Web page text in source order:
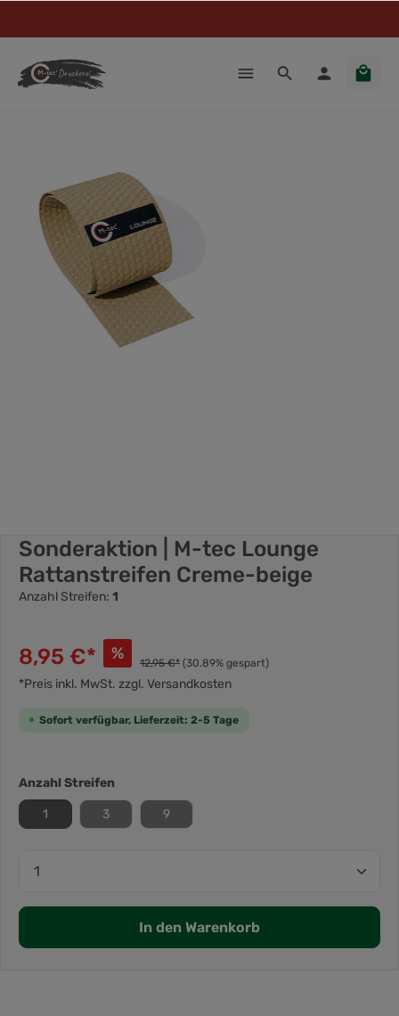
Sonderaktion | M-tec Lounge
Rattanstreifen Creme-beige
Anzahl Streifen: 1
8,95 €* % 12,95 €* (30.89% gespart)
*Preis inkl. MwSt. zzgl. Versandkosten
Sofort verfügbar, Lieferzeit: 2-5 Tage
Anzahl Streifen
1 3 9
In den Warenkorb